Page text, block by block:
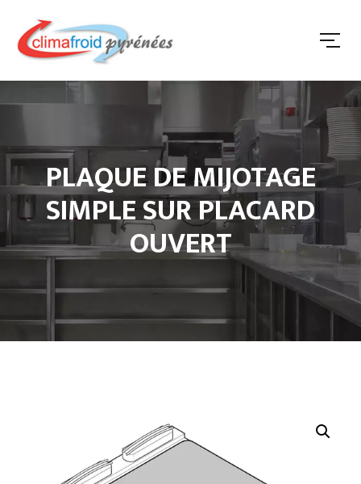
PLAQUE DE MIJOTAGE
SIMPLE SUR PLACARD
OUVERT